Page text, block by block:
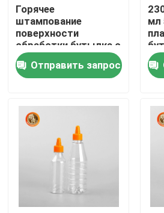
контроль качества
контактные данные
Пластиковая бутылка
Пластиковая бутылка
Бутылка тензида прачечной
Горячее
штампование
поверхности
обработки бутылка с
приправой с
крышкой легко
сжимать
Отправить запрос
мл